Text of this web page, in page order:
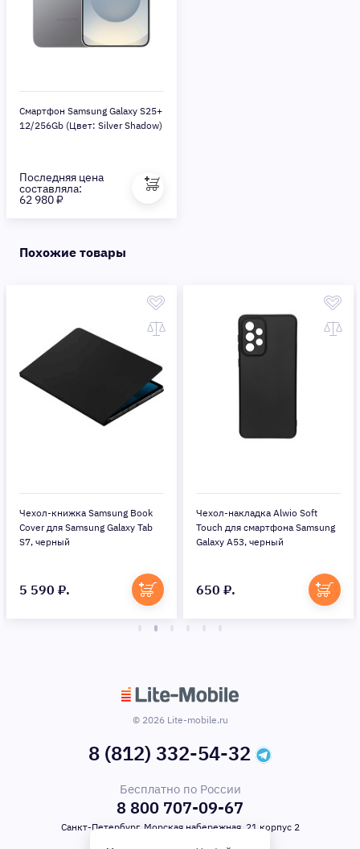
Смартфон Samsung Galaxy S25+
12/256Gb (Цвет: Silver Shadow)
Последняя цена
составляла:
62 980 ₽
Похожие товары
Чехол-книжка Samsung Book
Cover для Samsung Galaxy Tab
S7, черный
5 590 ₽.
Чехол-накладка Alwio Soft
Touch для смартфона Samsung
Galaxy A53, черный
650 ₽.
© 2026 Lite-mobile.ru
8 (812) 332-54-32
Бесплатно по России
8 800 707-09-67
Санкт-Петербург, Морская набережная, 21 корпус 2